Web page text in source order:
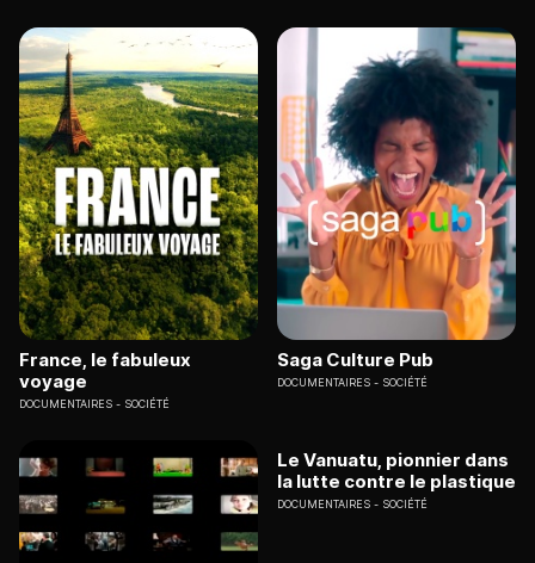
France, le fabuleux
voyage
DOCUMENTAIRES SOCIÉTÉ
Saga Culture Pub
DOCUMENTAIRES SOCIÉTÉ
Le Vanuatu, pionnier dans
la lutte contre le plastique
DOCUMENTAIRES SOCIÉTÉ